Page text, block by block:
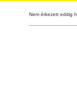
Nem érkezett eddig